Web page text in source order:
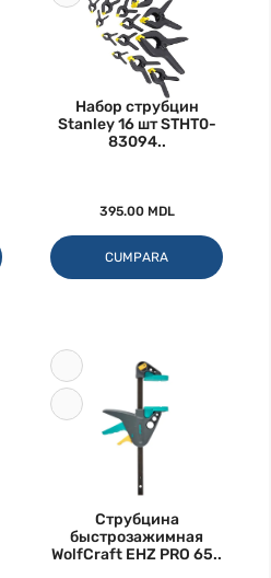
Набор струбцин
Stanley 16 шт STHT0-
83094..
395.00 MDL
CUMPARA
Струбцина
быстрозажимная
WolfCraft EHZ PRO 65..